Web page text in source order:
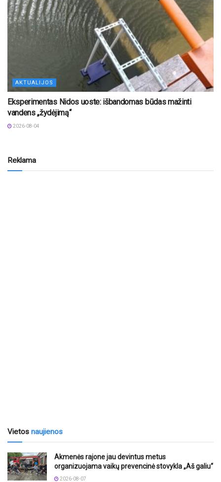
AKTUALIJOS
Eksperimentas Nidos uoste: išbandomas būdas mažinti
vandens „žydėjimą“
2026-08-04
Reklama
Vietos naujienos
Akmenės rajone jau devintus metus
organizuojama vaikų prevencinė stovykla „Aš galiu“
2026-08-07